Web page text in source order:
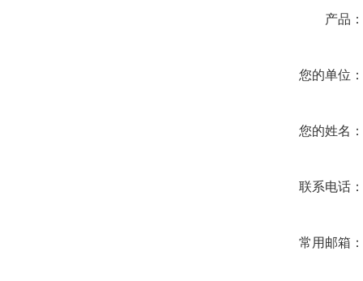
产品
您的单位
您的姓名
联系电话
常用邮箱